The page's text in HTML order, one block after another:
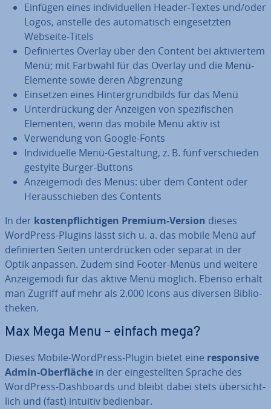
Einfügen eines in­di­vi­du­el­len Header-Textes und/oder
Logos, anstelle des au­to­ma­tisch ein­ge­setz­ten
Webseite-Titels
De­fi­nier­tes Overlay über den Content bei ak­ti­vier­tem
Menü; mit Farbwahl für das Overlay und die Menü-
Elemente sowie deren Ab­gren­zung
Einsetzen eines Hin­ter­grund­bilds für das Menü
Un­ter­drü­ckung der Anzeigen von spe­zi­fi­schen
Elementen, wenn das mobile Menü aktiv ist
Ver­wen­dung von Google-Fonts
In­di­vi­du­el­le Menü-Ge­stal­tung, z. B. fünf ver­schie­den
gestylte Burger-Buttons
An­zei­ge­mo­di des Menüs: über dem Content oder
Her­aus­schie­ben des Contents
In der kos­ten­pflich­ti­gen Premium-Version dieses
WordPress-Plugins lässt sich u. a. das mobile Menü auf
de­fi­nier­ten Seiten un­ter­drü­cken oder separat in der
Optik anpassen. Zudem sind Footer-Menüs und weitere
An­zei­ge­mo­di für das aktive Menü möglich. Ebenso erhält
man Zugriff auf mehr als 2.000 Icons aus diversen Bi­blio­
the­ken.
Max Mega Menu – einfach mega?
Dieses Mobile-WordPress-Plugin bietet eine re­spon­si­ve
Admin-Ober­flä­che in der ein­ge­stell­ten Sprache des
WordPress-Da­sh­boards und bleibt dabei stets über­sicht­
lich und (fast) intuitiv bedienbar.